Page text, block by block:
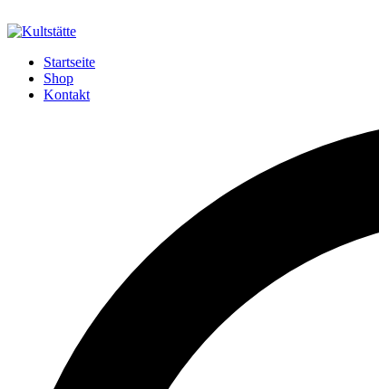
Startseite
Shop
Kontakt